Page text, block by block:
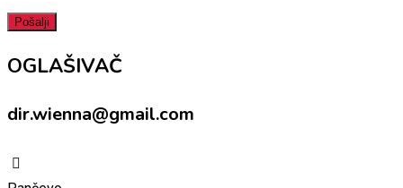
OGLAŠIVAČ
dir.wienna@gmail.com